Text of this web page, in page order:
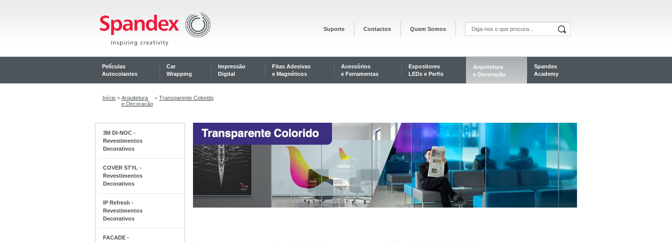
Suporte Contactos Quem Somos
Películas
Autocolantes
Car
Wrapping
Impressão
Digital
Fitas Adesivas
e Magnéticos
Acessórios
e Ferramentas
Expositores
LEDs e Perfis
Arquitetura
e Decoração
Spandex
Academy
Início > Arquitetura
e Decoração
> Transparente Colorido
3M DI-NOC -
Revestimentos
Decorativos
COVER STYL -
Revestimentos
Decorativos
IP Refresh -
Revestimentos
Decorativos
FACADE -